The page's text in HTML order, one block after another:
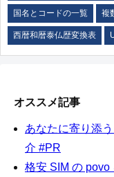
国名とコードの一覧 複
西暦和暦泰仏歴変換表
オススメ記事
あなたに寄り添
介 #PR
格安 SIM の povo